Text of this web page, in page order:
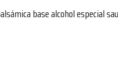
base alcohol especial